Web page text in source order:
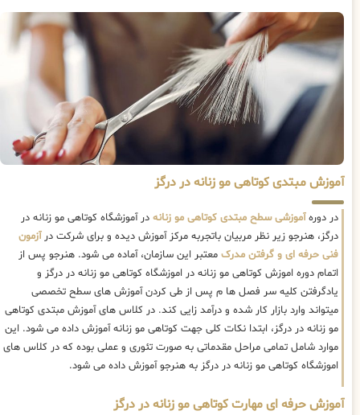
آموزش مبتدی کوتاهی مو زنانه در درگز
در دورهآموزشی سطح مبتدی کوتاهی مو زنانهدر آموزشگاه کوتاهی مو زنانه در
درگز، هنرجو زیر نظر مربیان باتجربه مرکز آموزش دیده و برای شرکت درآزمون
فنی حرفه ای و گرفتن مدرکمعتبر این سازمان، آماده می شود. هنرجو پس از
اتمام دوره اموزش کوتاهی مو زنانه در اموزشگاه کوتاهی مو زنانه در درگز و
یادگرفتن کلیه سر فصل ها م پس از طی کردن آموزش های سطح تخصصی
میتواند وارد بازار کار شده و درآمد زایی کند. در کلاس های آموزش مبتدی کوتاهی
مو زنانه در درگز، ابتدا نکات کلی جهت کوتاهی مو زنانه آموزش داده می شود. این
موارد شامل تمامی مراحل مقدماتی به صورت تئوری و عملی بوده که در کلاس های
اموزشگاه کوتاهی مو زنانه در درگز به هنرجو آموزش داده می شود.
آموزش حرفه ای مهارت کوتاهی مو زنانه در درگز